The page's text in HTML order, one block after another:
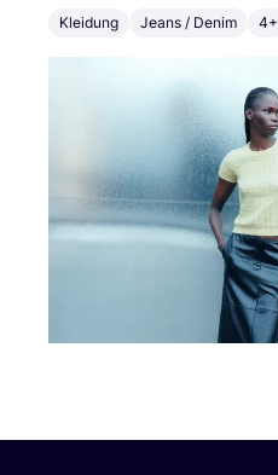
Kleidung Jeans / Denim 4+